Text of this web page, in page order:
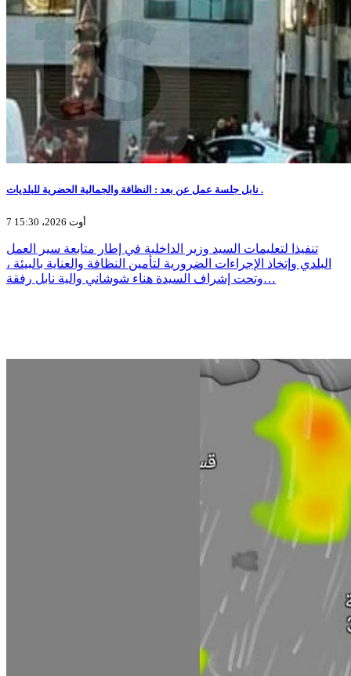
نابل جلسة عمل عن بعد : النظافة والجمالية الحضرية للبلديات .
7 أوت 2026، 15:30
تنفيذا لتعليمات السيد وزير الداخلية في إطار متابعة سير العمل
البلدي وإتخاذ الإجراءات الضرورية لتأمين النظافة والعناية بالبيئة ،
وتحت إشراف السيدة هناء شوشاني والية نابل رفقة…